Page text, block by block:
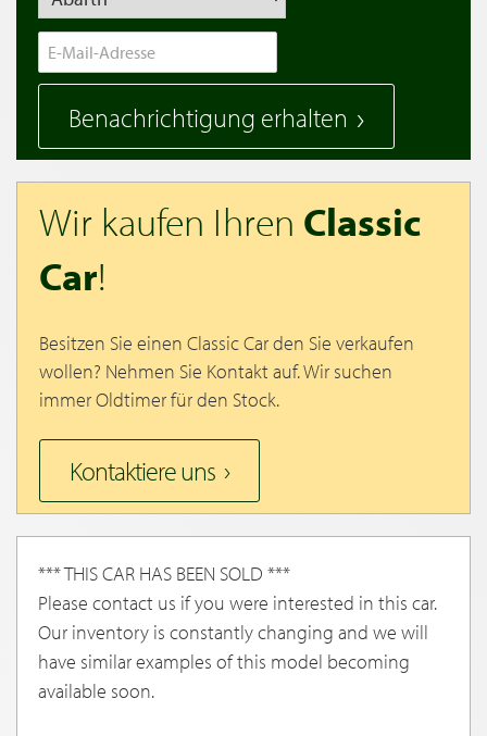
Benachrichtigung erhalten
Wir kaufen Ihren Classic
Car!
Besitzen Sie einen Classic Car den Sie verkaufen
wollen? Nehmen Sie Kontakt auf. Wir suchen
immer Oldtimer für den Stock.
Kontaktiere uns
*** THIS CAR HAS BEEN SOLD ***
Please contact us if you were interested in this car.
Our inventory is constantly changing and we will
have similar examples of this model becoming
available soon.